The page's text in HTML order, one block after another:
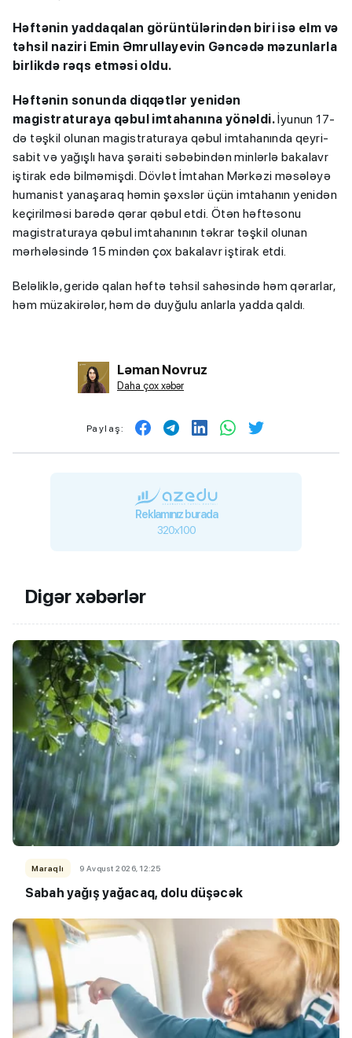
Həftənin yaddaqalan görüntülərindən biri isə elm və
təhsil naziri Emin Əmrullayevin Gəncədə məzunlarla
birlikdə rəqs etməsi oldu.
Həftənin sonunda diqqətlər yenidən
magistraturaya qəbul imtahanına yönəldi.İyunun 17-
də təşkil olunan magistraturaya qəbul imtahanında qeyri-
sabit və yağışlı hava şəraiti səbəbindən minlərlə bakalavr
iştirak edə bilməmişdi. Dövlət İmtahan Mərkəzi məsələyə
humanist yanaşaraq həmin şəxslər üçün imtahanın yenidən
keçirilməsi barədə qərar qəbul etdi. Ötən həftəsonu
magistraturaya qəbul imtahanının təkrar təşkil olunan
mərhələsində 15 mindən çox bakalavr iştirak etdi.
Beləliklə, geridə qalan həftə təhsil sahəsində həm qərarlar,
həm müzakirələr, həm də duyğulu anlarla yadda qaldı.
Ləman Novruz
Daha çox xəbər
Paylaş:
Reklamınız burada
320x100
Digər xəbərlər
Maraqlı 9 Avqust 2026, 12:25
Sabah yağış yağacaq, dolu düşəcək